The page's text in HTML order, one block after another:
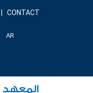
CONTACT
AR